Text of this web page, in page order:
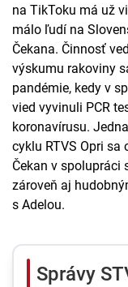
na TikToku má už
málo ľudí na
Čekana. Činnosť
výskumu rakoviny
pandémie, kedy v
vied vyvinuli PCR
koronavírusu.
cyklu RTVS Opri sa
Čekan v spolupráci
zároveň aj
s Adelou.
Správy